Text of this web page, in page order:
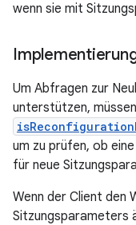
wenn sie mit
Um Abfragen zur
unterstützen,
um zu prüfen, ob
für neue
Wenn der Client den
Sitzungsparameters